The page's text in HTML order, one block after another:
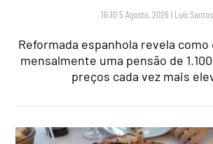
16:10 5 Agosto, 2026 | Luís Santos
Reformada espanhola revela
mensalmente uma pensão de
preços cada vez mais